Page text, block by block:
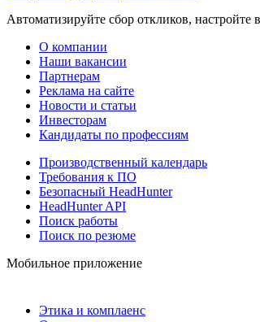
Автоматизируйте сбор откликов, настройте
О компании
Наши вакансии
Партнерам
Реклама на сайте
Новости и статьи
Инвесторам
Кандидаты по профессиям
Производственный календарь
Требования к ПО
Безопасный HeadHunter
HeadHunter API
Поиск работы
Поиск по резюме
Мобильное приложение
Этика и комплаенс